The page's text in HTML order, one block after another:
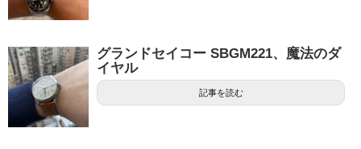
グランドセイコー SBGM221、魔法のダ
イヤル
記事を読む